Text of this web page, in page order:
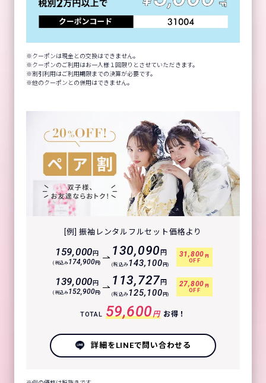
クーポンは現金との交換はできません。
クーポンのご利用はお一人様１回限りとさせていただきます。
割引利用はご利用期限までの決算が必要です。
他のクーポンとの併用はできません。
[例] 振袖レンタルフルセット価格より
159,000円
(税込み174,900円)
130,090 円
(税込み143,100 円)
31,800 円
OFF
139,000円
(税込み152,900円)
113,727 円
(税込み125,100 円)
27,800 円
OFF
TOTAL 59,600円 お得！
詳細をLINEで問い合わせる